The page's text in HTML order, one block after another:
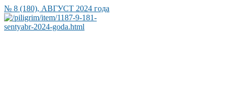
№ 8 (180), АВГУСТ 2024 года